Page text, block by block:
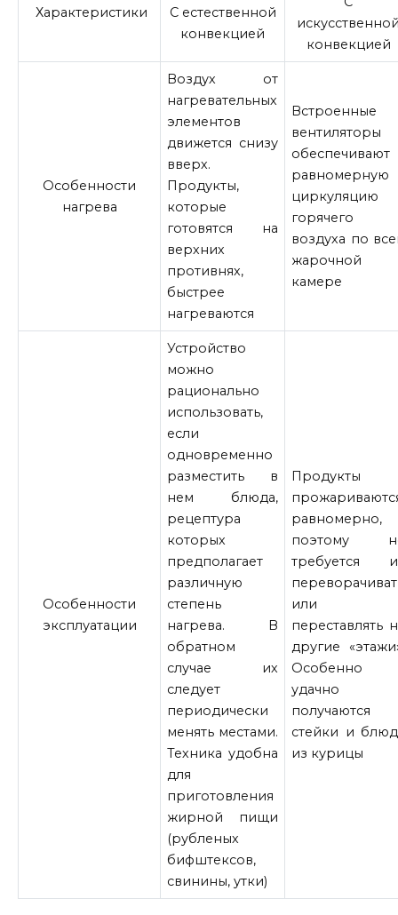
Характеристики
С естественной
конвекцией
конвекцией
Особенности
нагрева
Воздух от
нагревательных
элементов
движется снизу
вверх.
Продукты,
которые
готовятся на
верхних
противнях,
быстрее
нагреваются
Встроенные
вентиляторы
обеспечивают
равномерную
циркуляцию
горячего
воздуха по
жарочной
камере
Особенности
эксплуатации
Устройство
можно
рационально
использовать,
если
одновременно
разместить в
нем блюда,
рецептура
которых
предполагает
различную
степень
нагрева. В
обратном
случае их
следует
периодически
менять местами.
Техника удобна
для
приготовления
жирной пищи
(рубленых
бифштексов,
свинины, утки)
Продукты
равномерно,
поэтому
требуется
или
переставлять
другие
Особенно
удачно
получаются
стейки и
из курицы